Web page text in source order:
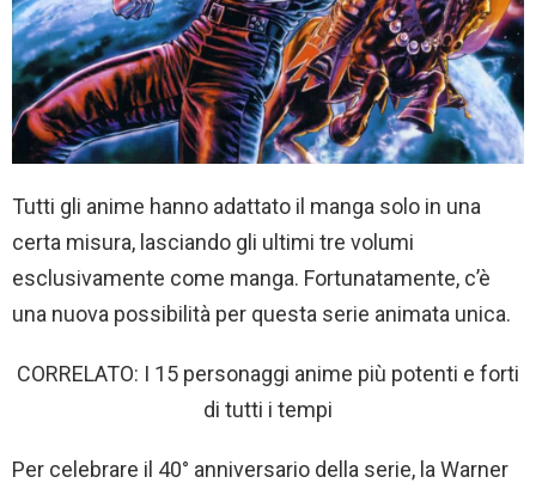
Tutti gli anime hanno adattato il manga solo in una
certa misura, lasciando gli ultimi tre volumi
esclusivamente come manga. Fortunatamente, c’è
una nuova possibilità per questa serie animata unica.
CORRELATO: I 15 personaggi anime più potenti e forti
di tutti i tempi
Per celebrare il 40° anniversario della serie, la Warner